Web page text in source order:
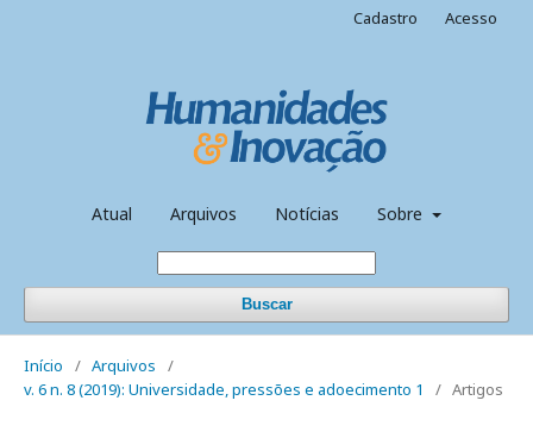
Atual Arquivos Notícias Sobre
Buscar
Cadastro Acesso
Início / Arquivos
/
v. 6 n. 8 (2019): Universidade, pressões e adoecimento 1
/ Artigos